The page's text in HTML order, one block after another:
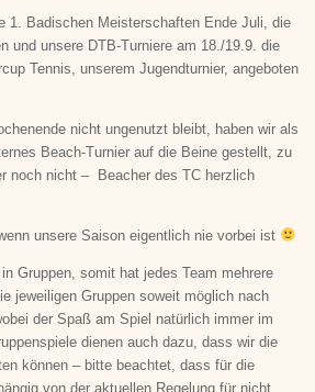
1. Badischen Meisterschaften Ende Juli, die
und unsere DTB-Turniere am 18./19.9. die
Tennis, unserem Jugendturnier, angeboten
nicht ungenutzt bleibt, haben wir als
Beach-Turnier auf die Beine gestellt, zu
noch nicht – Beacher des TC herzlich
unsere Saison eigentlich nie vorbei ist
Gruppen, somit hat jedes Team mehrere
jeweiligen Gruppen soweit möglich nach
der Spaß am Spiel natürlich immer im
dienen auch dazu, dass wir die
können – bitte beachtet, dass für die
von der aktuellen Regelung für nicht